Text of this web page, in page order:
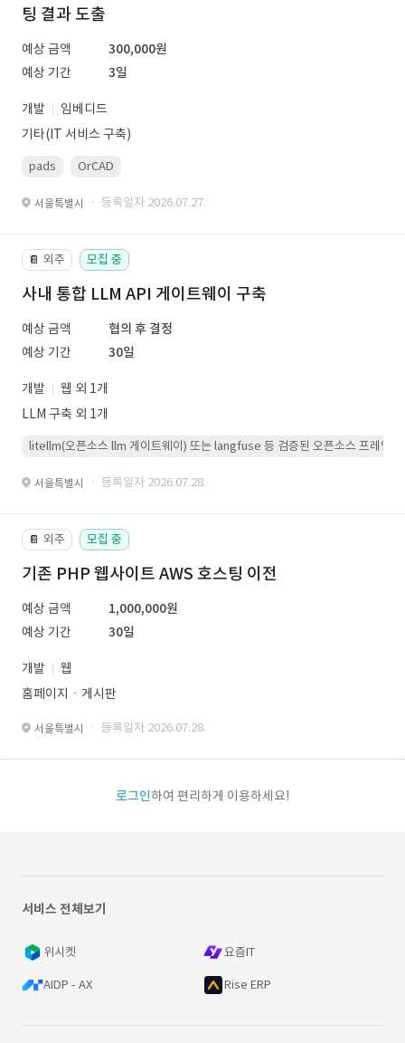
팅 결과 도출
예상 금액
300,000원
예상 기간
3일
개발
임베디드
기타(IT 서비스 구축)
pads OrCAD
서울특별시 · 등록일자 2026.07.27.
📔 외주 모집 중
사내 통합 LLM API 게이트웨이 구축
예상 금액
협의 후 결정
예상 기간
30일
개발
웹 외 1개
LLM 구축 외 1개
litellm(오픈소스 llm 게이트웨이) 또는 langfuse 등 검증된 오픈소스 프레임워
서울특별시 · 등록일자 2026.07.28.
📔 외주 모집 중
기존 PHP 웹사이트 AWS 호스팅 이전
예상 금액
1,000,000원
예상 기간
30일
개발
웹
홈페이지ㆍ게시판
서울특별시 · 등록일자 2026.07.28.
로그인하여 편리하게 이용하세요!
서비스 전체보기
위시켓 요즘IT
AIDP - AX Rise ERP